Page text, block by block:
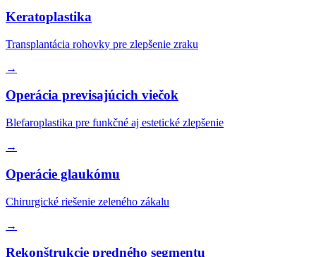
Keratoplastika
Transplantácia rohovky pre zlepšenie zraku
→
Operácia previsajúcich viečok
Blefaroplastika pre funkčné aj estetické zlepšenie
→
Operácie glaukómu
Chirurgické riešenie zeleného zákalu
→
Rekonštrukcie predného segmentu